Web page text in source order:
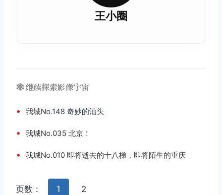
王小圈
🕸️ 继续探索影像宇宙
• 我城No.148 奇妙的汕头
• 我城No.035 北京！
• 我城No.010 即将逝去的十八梯，即将陌生的重庆
页数： 1 2